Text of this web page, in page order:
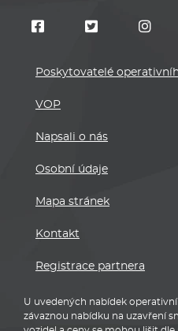
Poskytovatelé
VOP
Napsali o nás
Osobní údaje
Mapa stránek
Kontakt
Registrace partnera
U uvedených nabídek
závaznou nabídku na uzavření